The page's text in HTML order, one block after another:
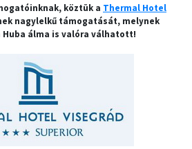
köztük a Thermal Hotel
nagylelkű támogatását, melynek
Huba álma is valóra válhatott!